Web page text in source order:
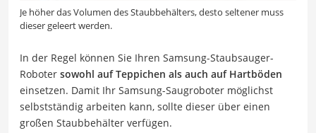
Je höher das Volumen des Staubbehälters, desto seltener muss
dieser geleert werden.
In der Regel können Sie Ihren Samsung-Staubsauger-
Roboter sowohl auf Teppichen als auch auf Hartböden
einsetzen. Damit Ihr Samsung-Saugroboter möglichst
selbstständig arbeiten kann, sollte dieser über einen
großen Staubbehälter verfügen.